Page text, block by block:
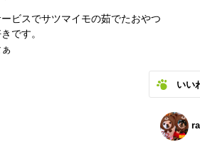
ビスでサツマイモの茹でたおやつ
です。
いい